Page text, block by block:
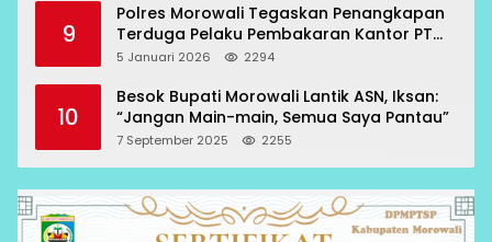
9
Polres Morowali Tegaskan Penangkapan
Terduga Pelaku Pembakaran Kantor PT
RCP Sesuai Prosedur
5 Januari 2026 2294
10
Besok Bupati Morowali Lantik ASN, Iksan:
“Jangan Main-main, Semua Saya Pantau”
7 September 2025 2255